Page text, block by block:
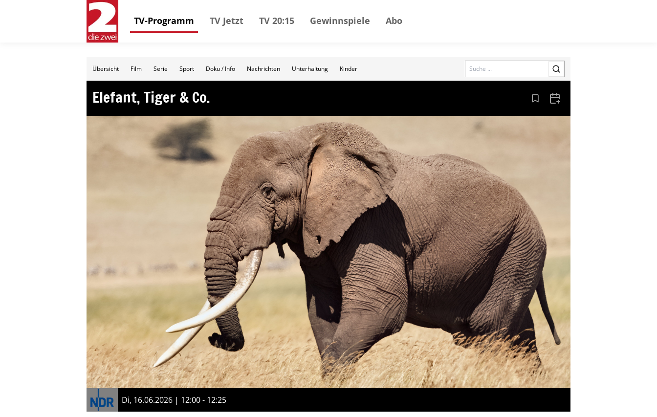
TV-Programm TV Jetzt TV 20:15 Gewinnspiele Abo
Übersicht Film Serie Sport Doku / Info Nachrichten Unterhaltung Kinder Search
Elefant, Tiger & Co. Aus den Lesezeichen entfernen
Zum Kalender hinzufügen
Di, 16.06.2026 | 12:00 - 12:25